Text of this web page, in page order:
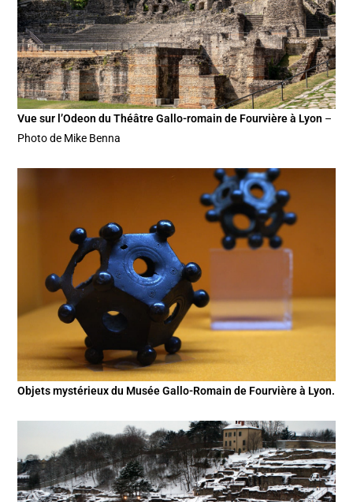
Vue sur l’Odeon du Théâtre Gallo-romain de Fourvière à Lyon –
Photo de Mike Benna
Objets mystérieux du Musée Gallo-Romain de Fourvière à Lyon.